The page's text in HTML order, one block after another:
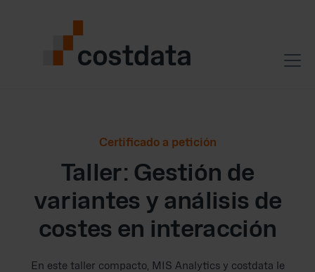
Certificado a petición
Taller: Gestión de
variantes y análisis de
costes en interacción
En este taller compacto, MIS Analytics y costdata le